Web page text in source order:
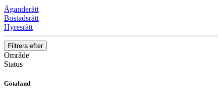
Äganderätt
Bostadsrätt
Hyresrätt
Filtrera efter
Område
Status
Götaland